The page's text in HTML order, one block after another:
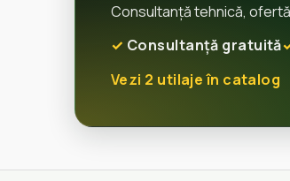
Consultanță tehnică,
Consultanță gratuită
Vezi 2 utilaje în catalog